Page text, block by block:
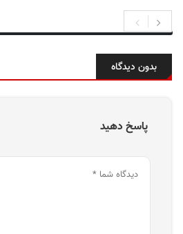
بدون دیدگاه
پاسخ دهید